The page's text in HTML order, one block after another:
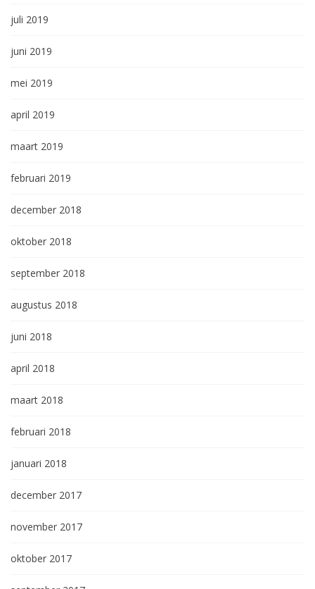
juli 2019
juni 2019
mei 2019
april 2019
maart 2019
februari 2019
december 2018
oktober 2018
september 2018
augustus 2018
juni 2018
april 2018
maart 2018
februari 2018
januari 2018
december 2017
november 2017
oktober 2017